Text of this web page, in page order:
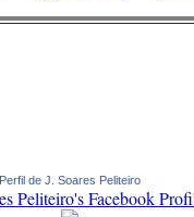
Perfil de J. Soares Peliteiro